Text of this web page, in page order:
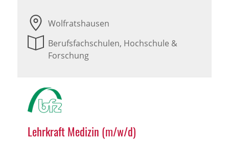
Wolfratshausen
Berufsfachschulen, Hochschule &
Forschung
Lehrkraft Medizin (m/w/d)